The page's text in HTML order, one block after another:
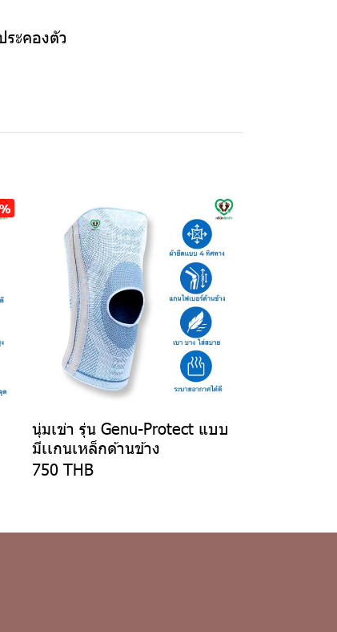
ะคองตัว
นุ่มเข่า รุ่น Genu-Protect แบบ
มีเเกนเหล็กด้านข้าง
750 THB